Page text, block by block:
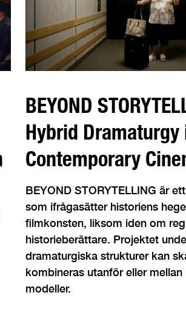
BEYOND
Hybrid Dramaturgy
Contemporary
BEYOND STORYTELLING är
som ifrågasätter historiens
filmkonsten, liksom iden om
historieberättare. Projektet
dramaturgiska strukturer kan
kombineras utanför eller
modeller.